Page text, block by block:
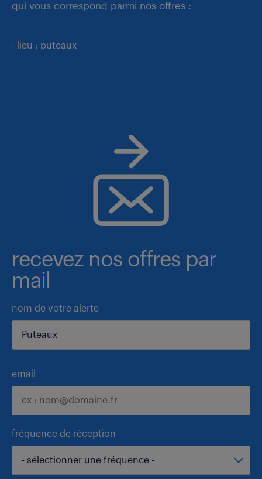
qui vous correspond parmi nos offres :
- lieu : puteaux
recevez nos offres par
mail
nom de votre alerte
email
fréquence de réception
- sélectionner une fréquence -